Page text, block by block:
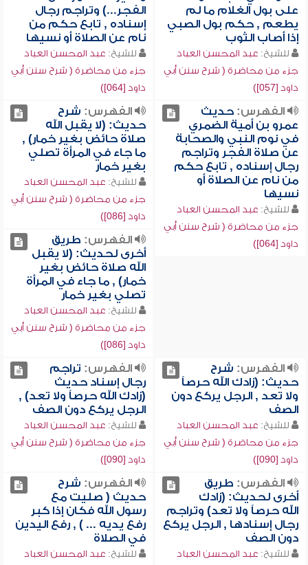
على بول الغلام ما لم
يطعم , حكم بول الصبي
إذا أصاب الثوب
للشيخ: عبد المحسن العباد
جزء من محاضرة ( شرح سنن أبي
داود [057])
الفجر...) وتراجم رجال
إسناده , تابع حكم من
نام عن الصلاة أو نسيها
للشيخ: عبد المحسن العباد
جزء من محاضرة ( شرح سنن أبي
داود [064])
الفهرس:حديث
عمرو بن أمية الضمري
في نوم النبي والصحابة
عن صلاة الفجر وتراجم
رجال إسناده , تابع حكم
من نام عن الصلاة أو
نسيها
للشيخ: عبد المحسن العباد
جزء من محاضرة ( شرح سنن أبي
داود [064])
الفهرس: شرح
حديث: (لا يقبل الله
صلاة حائض بغير خمار) ,
ما جاء في المرأة تصلي
بغير خمار
للشيخ: عبد المحسن العباد
جزء من محاضرة ( شرح سنن أبي
داود [086])
الفهرس: طريق
أخرى لحديث: (لا يقبل
الله صلاة حائض بغير
خمار) , ما جاء في المرأة
تصلي بغير خمار
للشيخ: عبد المحسن العباد
جزء من محاضرة ( شرح سنن أبي
داود [086])
الفهرس: شرح
حديث: (زادك الله حرصاً
ولا تعد , الرجل يركع دون
الصف
للشيخ: عبد المحسن العباد
جزء من محاضرة ( شرح سنن أبي
داود [090])
الفهرس: تراجم
رجال إسناد حديث
(زادك الله حرصاً ولا تعد) ,
الرجل يركع دون الصف
للشيخ: عبد المحسن العباد
جزء من محاضرة ( شرح سنن أبي
داود [090])
الفهرس: طريق
أخرى لحديث: (زادك
الله حرصاً ولا تعد) وتراجم
رجال إسنادها , الرجل يركع
دون الصف
للشيخ: عبد المحسن العباد
الفهرس: شرح
حديث ( صليت مع
رسول الله فكان إذا كبر
رفع يديه ... ) , رفع اليدين
في الصلاة
للشيخ: عبد المحسن العباد